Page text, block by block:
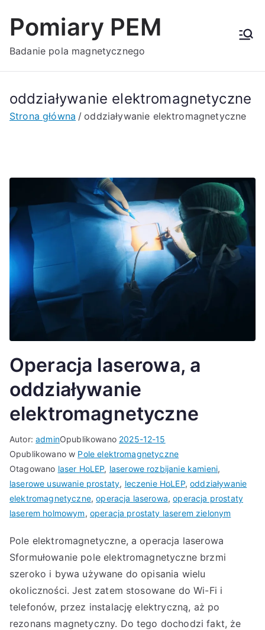
Pomiary PEM
Badanie pola magnetycznego
oddziaływanie elektromagnetyczne
Strona główna oddziaływanie elektromagnetyczne
Operacja laserowa, a
oddziaływanie
elektromagnetyczne
Autor:adminOpublikowano 2025-12-15
Opublikowano w Pole elektromagnetyczne
Otagowano laser HoLEP, laserowe rozbijanie kamieni,
laserowe usuwanie prostaty, leczenie HoLEP,oddziaływanie
elektromagnetyczne,operacja laserowa,operacja prostaty
laserem holmowym, operacja prostaty laserem zielonym
Pole elektromagnetyczne, a operacja laserowa
Sformułowanie pole elektromagnetyczne brzmi
szeroko i bywa używane do opisania wielu
okoliczności. Jest zatem stosowane do Wi-Fi i
telefonów, przez instalację elektryczną, aż po
rezonans magnetyczny. Do tego dochodzi fakt, że